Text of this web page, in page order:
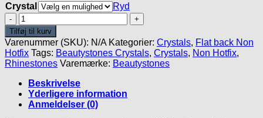
Crystal
Ryd
Light
Peach
-
Beautystones
Crystals
antal
Tilføj til kurv
Varenummer (SKU): N/A Kategorier: Crystals, Flat back Non
Hotfix Tags: Beautystones Crystals, Crystals, Non Hotfix,
Rhinestones Varemærke: Beautystones
Beskrivelse
Yderligere information
Anmeldelser (0)